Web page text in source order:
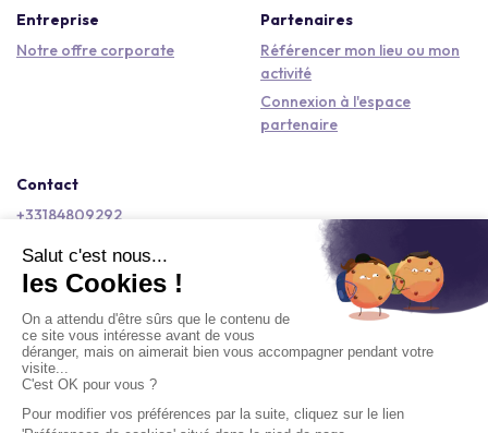
Entreprise
Notre offre corporate
Partenaires
Référencer mon lieu ou mon
activité
Connexion à l'espace
partenaire
Contact
+33184809292
Copyright © 2026 Kactus Tous droits réservés
Conditions générales d'utilisation
Mentions légales
Signaler un contenu